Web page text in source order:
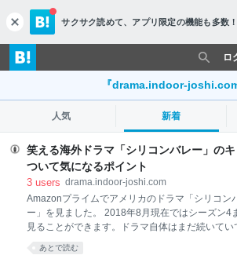
c
l
o
s
サクサク読めて、 アプリ限定の機能も多数！
ロ
『drama.indoor-joshi.com
人気 新着
笑える海外ドラマ「シリコンバレー」の
ついて気になるポイント
3 users drama.indoor-joshi.com
Amazonプライムでアメリカのドラマ「シリコン
ー」を見ました。 2018年8月現在ではシーズン4
見ることができます。ドラマ自体はまだ続いてい
シーズン5がAmazonプライム対象になるのを心待
している作品です。 追記 ※9月22日よりシーズン5
あとで読む